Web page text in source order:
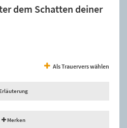
dem Schatten deiner
Als Trauervers wählen
Erläuterung
Merken